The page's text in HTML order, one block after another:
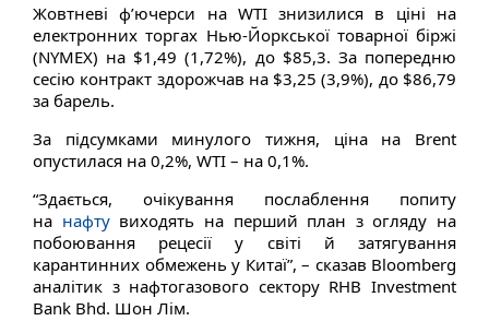
Жовтневі ф’ючерси на WTI знизилися в ціні на
електронних торгах Нью-Йоркської товарної біржі
(NYMEX) на $1,49 (1,72%), до $85,3. За попередню
сесію контракт здорожчав на $3,25 (3,9%), до $86,79
за барель.
За підсумками минулого тижня, ціна на Brent
опустилася на 0,2%, WTI – на 0,1%.
“Здається, очікування послаблення попиту
на нафтувиходять на перший план з огляду на
побоювання рецесії у світі й затягування
карантинних обмежень у Китаї”, – сказав Bloomberg
аналітик з нафтогазового сектору RHB Investment
Bank Bhd. Шон Лім.